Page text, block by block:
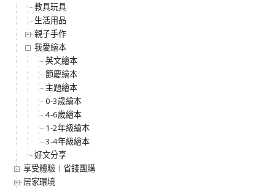
教具玩具
生活用品
親子手作
我愛繪本
英文繪本
節慶繪本
主題繪本
0-3歲繪本
4-6歲繪本
1-2年級繪本
3-4年級繪本
好文分享
享受體驗︱省錢團購
居家環境